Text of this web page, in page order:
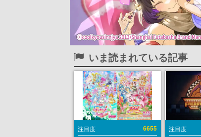
いま読まれている記事
注目度 6655 注目度